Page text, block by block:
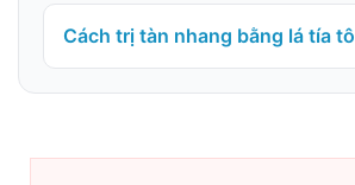
Cách trị tàn nhang bằng lá tía tô